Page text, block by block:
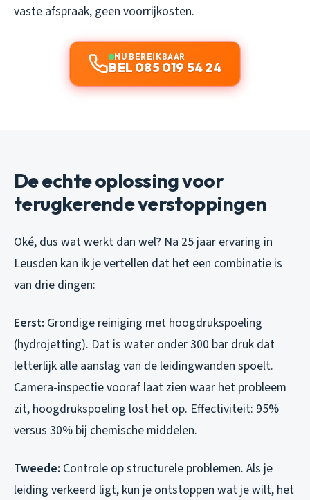
vaste afspraak, geen voorrijkosten.
NU BEREIKBAAR
BEL 085 019 54 24
De echte oplossing voor
terugkerende verstoppingen
Oké, dus wat werkt dan wel? Na 25 jaar ervaring in
Leusden kan ik je vertellen dat het een combinatie is
van drie dingen:
Eerst: Grondige reiniging met hoogdrukspoeling
(hydrojetting). Dat is water onder 300 bar druk dat
letterlijk alle aanslag van de leidingwanden spoelt.
Camera-inspectie vooraf laat zien waar het probleem
zit, hoogdrukspoeling lost het op. Effectiviteit: 95%
versus 30% bij chemische middelen.
Tweede: Controle op structurele problemen. Als je
leiding verkeerd ligt, kun je ontstoppen wat je wilt, het